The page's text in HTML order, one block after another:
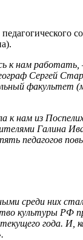
к нам
Сергей
факультет
к нам из
Галина
педагогов
среди них
культуры РФ
года.